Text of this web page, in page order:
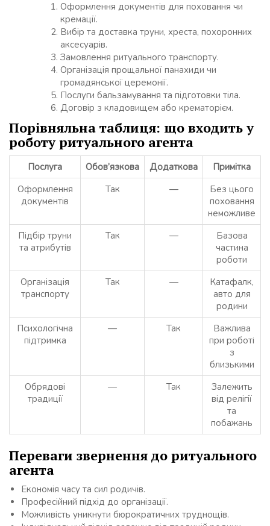
Оформлення документів для поховання чи
кремації.
Вибір та доставка труни, хреста, похоронних
аксесуарів.
Замовлення ритуального транспорту.
Організація прощальної панахиди чи
громадянської церемонії.
Послуги бальзамування та підготовки тіла.
Договір з кладовищем або крематорієм.
Порівняльна таблиця: що входить у
роботу ритуального агента
Послуга Обов’язкова Додаткова
Примітка
Оформлення
документів
Так —
Без цього
поховання
неможливе
Підбір труни
та атрибутів
Так —
Базова
частина
роботи
Організація
транспорту
Так —
Катафалк,
авто для
родини
Психологічна
підтримка
— Так
Важлива
при роботі
з
близькими
Обрядові
традиції
— Так
Залежить
від релігії
та
побажань
Переваги звернення до ритуального
агента
Економія часу та сил родичів.
Професійний підхід до організації.
Можливість уникнути бюрократичних труднощів.